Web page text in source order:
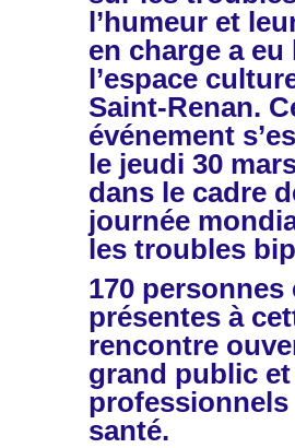
l’humeur et
en charge a eu
l’espace
Saint-Renan.
événement
le jeudi 30
dans le cadre
journée
les troubles
170 personnes
présentes à
rencontre
grand public
professionnels
santé.